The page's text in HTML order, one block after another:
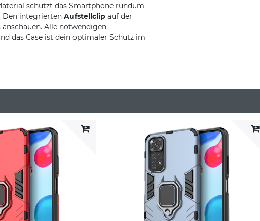
schützt das Smartphone rundum
Den integrierten Aufstellclip auf der
Alle notwendigen
das Case ist dein optimaler Schutz im